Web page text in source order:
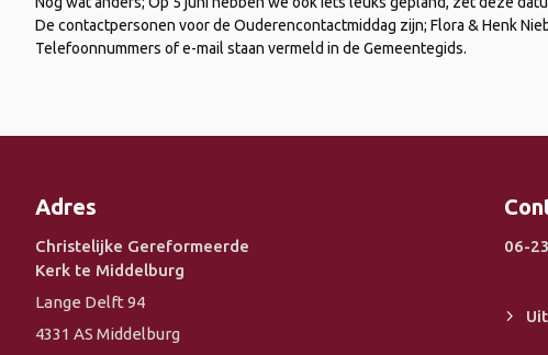
De contactpersonen voor de Ouderencontactmiddag zijn; Flora & Henk
Telefoonnummers of e-mail staan vermeld in de Gemeentegids.
Adres
Christelijke Gereformeerde
Kerk te Middelburg
Lange Delft 94
4331 AS Middelburg
06-